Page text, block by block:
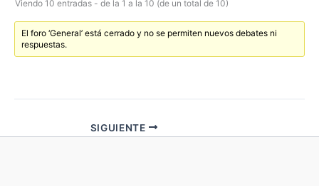
Viendo 10 entradas - de la 1 a la 10 (de un total de 10)
El foro ‘General’ está cerrado y no se permiten nuevos debates ni
respuestas.
SIGUIENTE